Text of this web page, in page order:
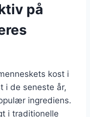
på
kost i
i de seneste år,
ingrediens.
i traditionelle